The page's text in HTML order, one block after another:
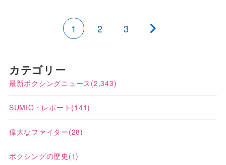
1 2 3
カテゴリー
最新ボクシングニュース (2,343)
SUMIO・レポート (141)
偉大なファイター(28)
ボクシングの歴史 (1)